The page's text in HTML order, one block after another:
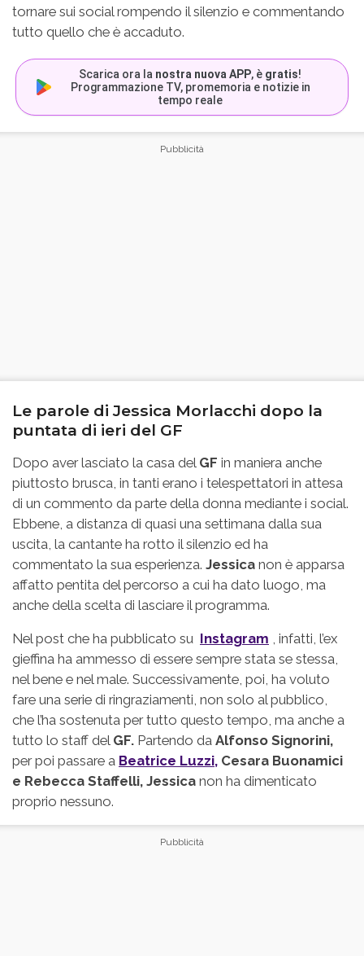
tornare sui social rompendo il silenzio e commentando
tutto quello che è accaduto.
Scarica ora la nostra nuova APP, è gratis!
Programmazione TV, promemoria e notizie in
tempo reale
Le parole di Jessica Morlacchi dopo la
puntata di ieri del GF
Dopo aver lasciato la casa del GF in maniera anche
piuttosto brusca, in tanti erano i telespettatori in attesa
di un commento da parte della donna mediante i social.
Ebbene, a distanza di quasi una settimana dalla sua
uscita, la cantante ha rotto il silenzio ed ha
commentato la sua esperienza. Jessica non è apparsa
affatto pentita del percorso a cui ha dato luogo, ma
anche della scelta di lasciare il programma.
Nel post che ha pubblicato su Instagram , infatti, l’ex
gieffina ha ammesso di essere sempre stata se stessa,
nel bene e nel male. Successivamente, poi, ha voluto
fare una serie di ringraziamenti, non solo al pubblico,
che l’ha sostenuta per tutto questo tempo, ma anche a
tutto lo staff del GF. Partendo da Alfonso Signorini,
per poi passare a Beatrice Luzzi, Cesara Buonamici
e Rebecca Staffelli, Jessica non ha dimenticato
proprio nessuno.